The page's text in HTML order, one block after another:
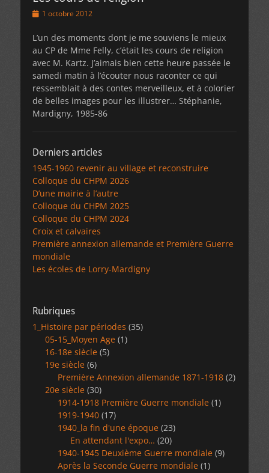
Posted1 octobre 2012
L’un des moments dont je me souviens le mieux
au CP de Mme Felly, c’était les cours de religion
avec M. Kartz. J’aimais bien cette heure passée le
samedi matin à l’écouter nous raconter ce qui
ressemblait à des contes merveilleux, et à colorier
de belles images pour les illustrer… Stéphanie,
Mardigny, 1985-86
Derniers articles
1945-1960 revenir au village et reconstruire
Colloque du CHPM 2026
D’une mairie à l’autre
Colloque du CHPM 2025
Colloque du CHPM 2024
Croix et calvaires
Première annexion allemande et Première Guerre
mondiale
Les écoles de Lorry-Mardigny
Rubriques
1_Histoire par périodes (35)
05-15_Moyen Age (1)
16-18e siècle (5)
19e siècle (6)
Première Annexion allemande 1871-1918 (2)
20e siècle (30)
1914-1918 Première Guerre mondiale (1)
1919-1940 (17)
1940_la fin d'une époque (23)
En attendant l'expo… (20)
1940-1945 Deuxième Guerre mondiale (9)
Après la Seconde Guerre mondiale (1)